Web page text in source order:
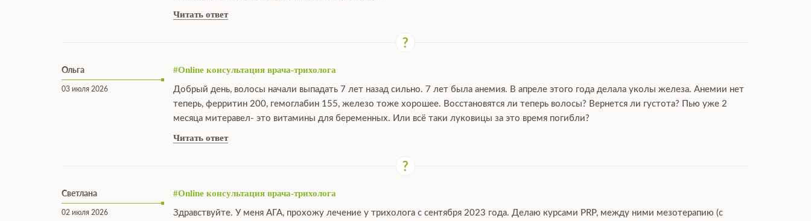
Читать ответ
Ольга
03 июля 2026
#Online консультация врача-трихолога
Добрый день, волосы начали выпадать 7 лет назад сильно. 7 лет была анемия. В апреле этого года делала уколы железа. Анемии нет
теперь, ферритин 200, гемоглабин 155, железо тоже хорошее. Восстановятся ли теперь волосы? Вернется ли густота? Пью уже 2
месяца митеравел- это витамины для беременных. Или всё таки луковицы за это время погибли?
Читать ответ
Светлана
02 июля 2026
#Online консультация врача-трихолога
Здравствуйте. У меня АГА, прохожу лечение у трихолога с сентября 2023 года. Делаю курсами PRP, между ними мезотерапию (с